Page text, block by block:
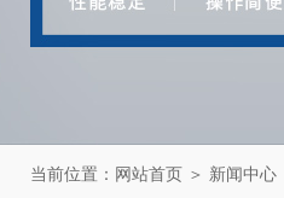
当前位置： 网站首页 ＞ 新闻中心